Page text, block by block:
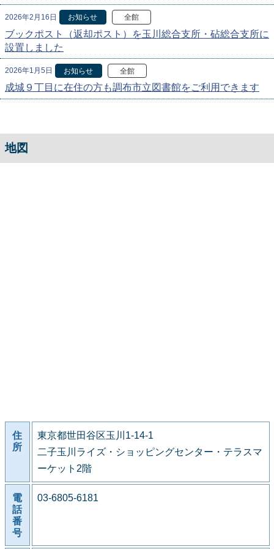
2026年2月16日 お知らせ 全館
ブックポスト（返却ポスト）を玉川総合支所・砧総合支所に
設置しました
2026年1月5日 お知らせ 全館
成城９丁目に在住の方も調布市立図書館をご利用できます
地図
住
所
東京都世田谷区玉川1-14-1
二子玉川ライズ・ショッピングセンター・テラスマ
ーケット2階
電
話
番
号
03-6805-6181